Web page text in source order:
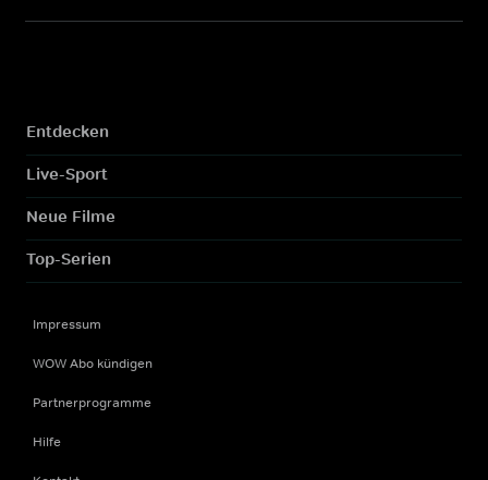
Entdecken
Live-Sport
Neue Filme
Top-Serien
Impressum
WOW Abo kündigen
Partnerprogramme
Hilfe